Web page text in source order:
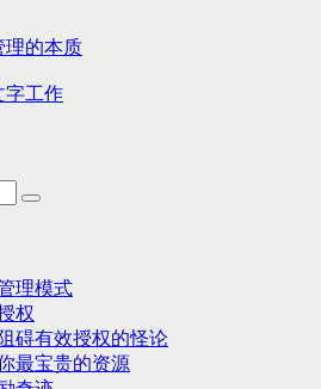
理的本质
字工作
理模式
权
碍有效授权的怪论
最宝贵的资源